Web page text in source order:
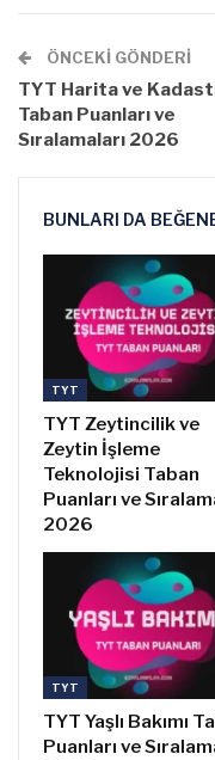
ÖNCEKI GÖNDERI
TYT Harita ve
Taban Puanları ve
Sıralamaları 2026
BUNLARI DA
TYT
TYT Zeytincilik ve
Zeytin İşleme
Teknolojisi Taban
Puanları ve
2026
TYT
TYT Yaşlı Bakımı
Puanları ve